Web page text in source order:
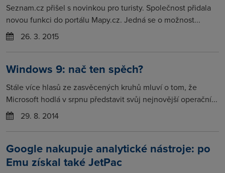
Seznam.cz přišel s novinkou pro turisty. Společnost přidala
novou funkci do portálu Mapy.cz. Jedná se o možnost...
26. 3. 2015
Windows 9: nač ten spěch?
Stále více hlasů ze zasvěcených kruhů mluví o tom, že
Microsoft hodlá v srpnu představit svůj nejnovější operační...
29. 8. 2014
Google nakupuje analytické nástroje: po
Emu získal také JetPac